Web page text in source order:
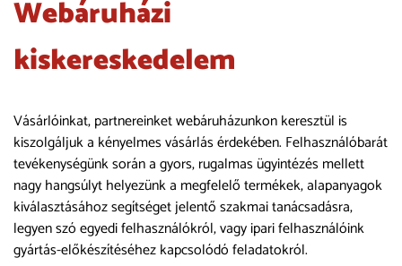
Webáruházi
kiskereskedelem
Vásárlóinkat, partnereinket webáruházunkon keresztül is
kiszolgáljuk a kényelmes vásárlás érdekében. Felhasználóbarát
tevékenységünk során a gyors, rugalmas ügyintézés mellett
nagy hangsúlyt helyezünk a megfelelő termékek, alapanyagok
kiválasztásához segítséget jelentő szakmai tanácsadásra,
legyen szó egyedi felhasználókról, vagy ipari felhasználóink
gyártás-előkészítéséhez kapcsolódó feladatokról.